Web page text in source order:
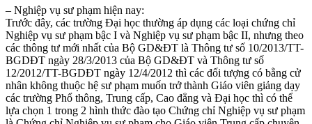
– Nghiệp vụ sư phạm hiện nay:
Trước đây, các trường Đại học thường áp dụng các loại chứng chỉ
Nghiệp vụ sư phạm bậc I và Nghiệp vụ sư phạm bậc II, nhưng theo
các thông tư mới nhất của Bộ GD&ĐT là Thông tư số 10/2013/TT-
BGDĐT ngày 28/3/2013 của Bộ GD&ĐT và Thông tư số
12/2012/TT-BGDĐT ngày 12/4/2012 thì các đối tượng có bằng cử
nhân không thuộc hệ sư phạm muốn trở thành Giáo viên giảng dạy
các trường Phổ thông, Trung cấp, Cao đẳng và Đại học thì có thể
lựa chọn 1 trong 2 hình thức đào tạo Chứng chỉ Nghiệp vụ sư phạm